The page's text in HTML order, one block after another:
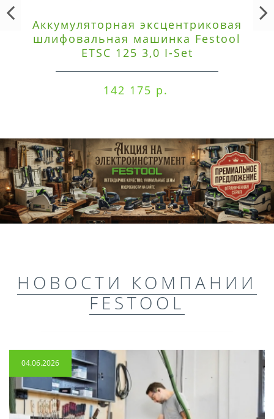
Аккумуляторная эксцентриковая
шлифовальная машинка Festool
ETSC 125 3,0 I-Set
142 175 р.
НОВОСТИ КОМПАНИИ
FESTOOL
04.06.2026